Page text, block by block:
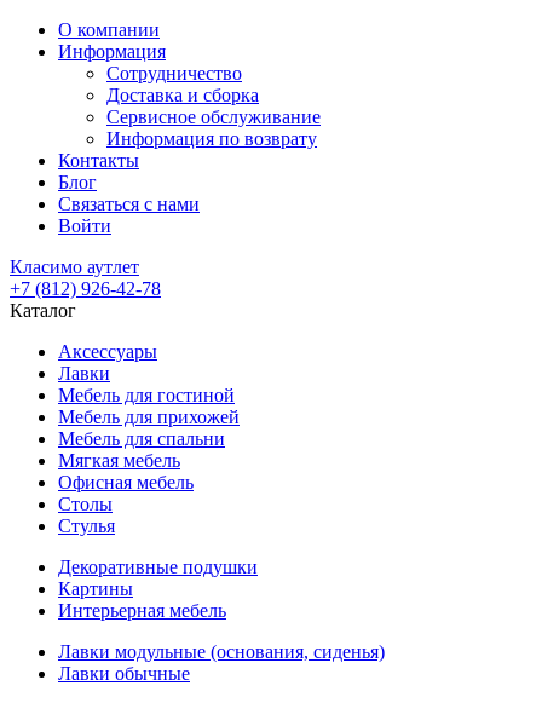
О компании
Информация
Сотрудничество
Доставка и сборка
Сервисное обслуживание
Информация по возврату
Контакты
Блог
Связаться с нами
Войти
Класимо аутлет
+7 (812) 926-42-78
Каталог
Аксессуары
Лавки
Мебель для гостиной
Мебель для прихожей
Мебель для спальни
Мягкая мебель
Офисная мебель
Столы
Стулья
Декоративные подушки
Картины
Интерьерная мебель
Лавки модульные (основания, сиденья)
Лавки обычные